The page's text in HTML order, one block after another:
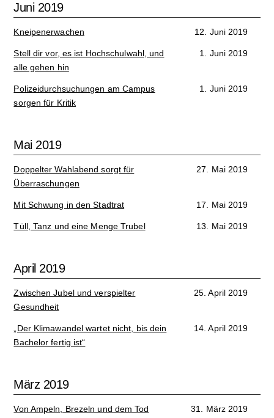
Juni 2019
Kneipenerwachen 12. Juni 2019
Stell dir vor, es ist Hochschulwahl, und
alle gehen hin
1. Juni 2019
Polizeidurchsuchungen am Campus
sorgen für Kritik
1. Juni 2019
Mai 2019
Doppelter Wahlabend sorgt für
Überraschungen
27. Mai 2019
Mit Schwung in den Stadtrat 17. Mai 2019
Tüll, Tanz und eine Menge Trubel 13. Mai 2019
April 2019
Zwischen Jubel und verspielter
Gesundheit
25. April 2019
„Der Klimawandel wartet nicht, bis dein
Bachelor fertig ist“
14. April 2019
März 2019
Von Ampeln, Brezeln und dem Tod 31. März 2019